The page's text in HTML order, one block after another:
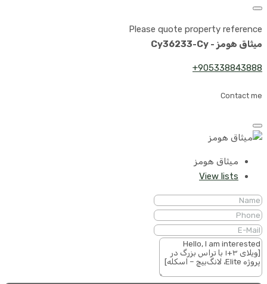
Please quote property reference
میثاق هومز - Cy36233-Cy
905338843888+
Contact me
میثاق هومز
View lists